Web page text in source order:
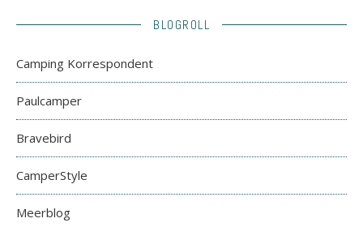
BLOGROLL
Camping Korrespondent
Paulcamper
Bravebird
CamperStyle
Meerblog